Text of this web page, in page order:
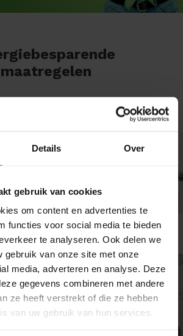
Details Over
gebruik van cookies
om content en advertenties te
functies voor social media te bieden
te analyseren. Ook delen we
gebruik van onze site met onze
media, adverteren en analyse. Deze
gegevens combineren met andere
ze heeft verstrekt of die ze hebben
van uw gebruik van hun services.
maatregelen
Isolatie